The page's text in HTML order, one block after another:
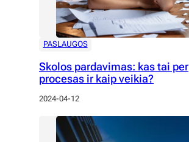
PASLAUGOS
Skolos pardavimas: kas tai per
procesas ir kaip veikia?
2024-04-12